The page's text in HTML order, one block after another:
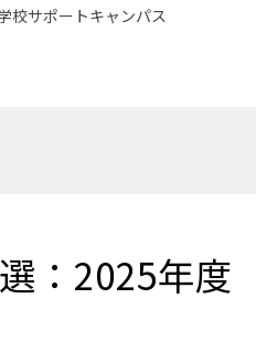
校サポートキャンパス
：2025年度